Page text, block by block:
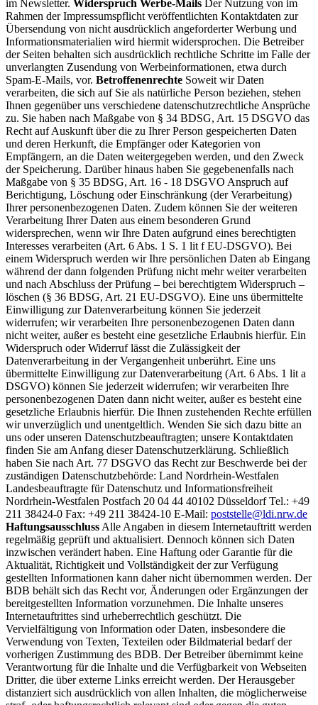
im Newsletter. Widerspruch Werbe-Mails Der Nutzung von im
Rahmen der Impressumspflicht veröffentlichten Kontaktdaten zur
Übersendung von nicht ausdrücklich angeforderter Werbung und
Informationsmaterialien wird hiermit widersprochen. Die Betreiber
der Seiten behalten sich ausdrücklich rechtliche Schritte im Falle der
unverlangten Zusendung von Werbeinformationen, etwa durch
Spam-E-Mails, vor. Betroffenenrechte Soweit wir Daten
verarbeiten, die sich auf Sie als natürliche Person beziehen, stehen
Ihnen gegenüber uns verschiedene datenschutzrechtliche Ansprüche
zu. Sie haben nach Maßgabe von § 34 BDSG, Art. 15 DSGVO das
Recht auf Auskunft über die zu Ihrer Person gespeicherten Daten
und deren Herkunft, die Empfänger oder Kategorien von
Empfängern, an die Daten weitergegeben werden, und den Zweck
der Speicherung. Darüber hinaus haben Sie gegebenenfalls nach
Maßgabe von § 35 BDSG, Art. 16 - 18 DSGVO Anspruch auf
Berichtigung, Löschung oder Einschränkung (der Verarbeitung)
Ihrer personenbezogenen Daten. Zudem können Sie der weiteren
Verarbeitung Ihrer Daten aus einem besonderen Grund
widersprechen, wenn wir Ihre Daten aufgrund eines berechtigten
Interesses verarbeiten (Art. 6 Abs. 1 S. 1 lit f EU-DSGVO). Bei
einem Widerspruch werden wir Ihre persönlichen Daten ab Eingang
während der dann folgenden Prüfung nicht mehr weiter verarbeiten
und nach Abschluss der Prüfung – bei berechtigtem Widerspruch –
löschen (§ 36 BDSG, Art. 21 EU-DSGVO). Eine uns übermittelte
Einwilligung zur Datenverarbeitung können Sie jederzeit
widerrufen; wir verarbeiten Ihre personenbezogenen Daten dann
nicht weiter, außer es besteht eine gesetzliche Erlaubnis hierfür. Ein
Widerspruch oder Widerruf lässt die Zulässigkeit der
Datenverarbeitung in der Vergangenheit unberührt. Eine uns
übermittelte Einwilligung zur Datenverarbeitung (Art. 6 Abs. 1 lit a
DSGVO) können Sie jederzeit widerrufen; wir verarbeiten Ihre
personenbezogenen Daten dann nicht weiter, außer es besteht eine
gesetzliche Erlaubnis hierfür. Die Ihnen zustehenden Rechte erfüllen
wir unverzüglich und unentgeltlich. Wenden Sie sich dazu bitte an
uns oder unseren Datenschutzbeauftragten; unsere Kontaktdaten
finden Sie am Anfang dieser Datenschutzerklärung. Schließlich
haben Sie nach Art. 77 DSGVO das Recht zur Beschwerde bei der
zuständigen Datenschutzbehörde: Land Nordrhein-Westfalen
Landesbeauftragte für Datenschutz und Informationsfreiheit
Nordrhein-Westfalen Postfach 20 04 44 40102 Düsseldorf Tel.: +49
211 38424-0 Fax: +49 211 38424-10 E-Mail: poststelle@ldi.nrw.de
Haftungsausschluss Alle Angaben in diesem Internetauftritt werden
regelmäßig geprüft und aktualisiert. Dennoch können sich Daten
inzwischen verändert haben. Eine Haftung oder Garantie für die
Aktualität, Richtigkeit und Vollständigkeit der zur Verfügung
gestellten Informationen kann daher nicht übernommen werden. Der
BDB behält sich das Recht vor, Änderungen oder Ergänzungen der
bereitgestellten Information vorzunehmen. Die Inhalte unseres
Internetauftrittes sind urheberrechtlich geschützt. Die
Vervielfältigung von Information oder Daten, insbesondere die
Verwendung von Texten, Texteilen oder Bildmaterial bedarf der
vorherigen Zustimmung des BDB. Der Betreiber übernimmt keine
Verantwortung für die Inhalte und die Verfügbarkeit von Webseiten
Dritter, die über externe Links erreicht werden. Der Herausgeber
distanziert sich ausdrücklich von allen Inhalten, die möglicherweise